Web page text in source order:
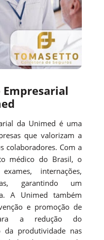
Empresarial
da Unimed é uma
que valorizam a
colaboradores. Com a
médico do Brasil, o
internações,
garantindo um
A Unimed também
e promoção de
a redução do
da produtividade nas